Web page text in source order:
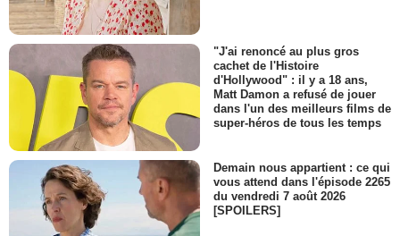
"J'ai renoncé au plus gros
cachet de l'Histoire
d'Hollywood" : il y a 18 ans,
Matt Damon a refusé de jouer
dans l'un des meilleurs films de
super-héros de tous les temps
Demain nous appartient : ce qui
vous attend dans l'épisode 2265
du vendredi 7 août 2026
[SPOILERS]